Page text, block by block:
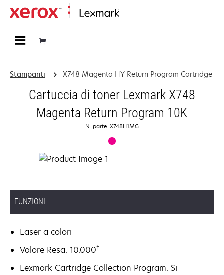
Stampanti X748 Magenta HY Return Program Cartridge
Cartuccia di toner Lexmark X748
Magenta Return Program 10K
N. parte: X748H1MG
FUNZIONI
Laser a colori
Valore Resa: 10.000†
Lexmark Cartridge Collection Program: Si